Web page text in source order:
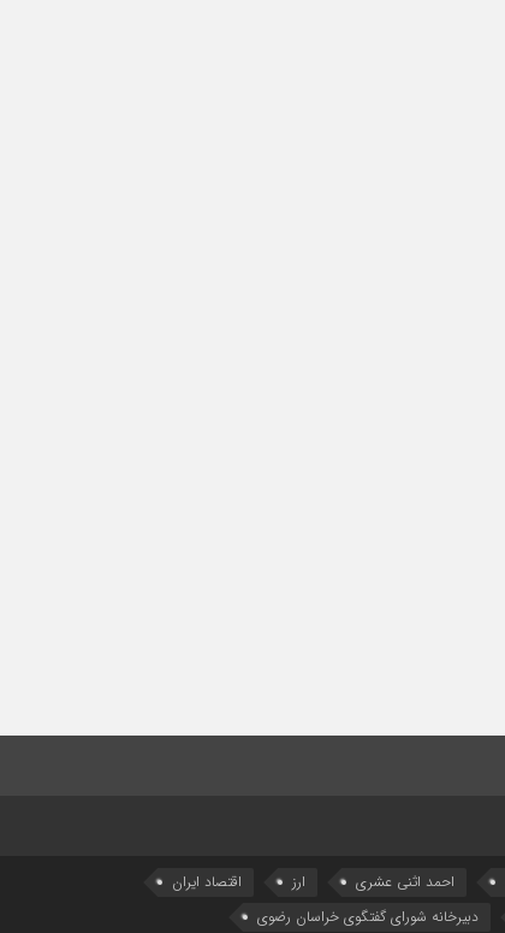
احمد اثنی عشری ارز
اقتصاد ایران
دبیرخانه شورای گفتگوی خراسان رضوی